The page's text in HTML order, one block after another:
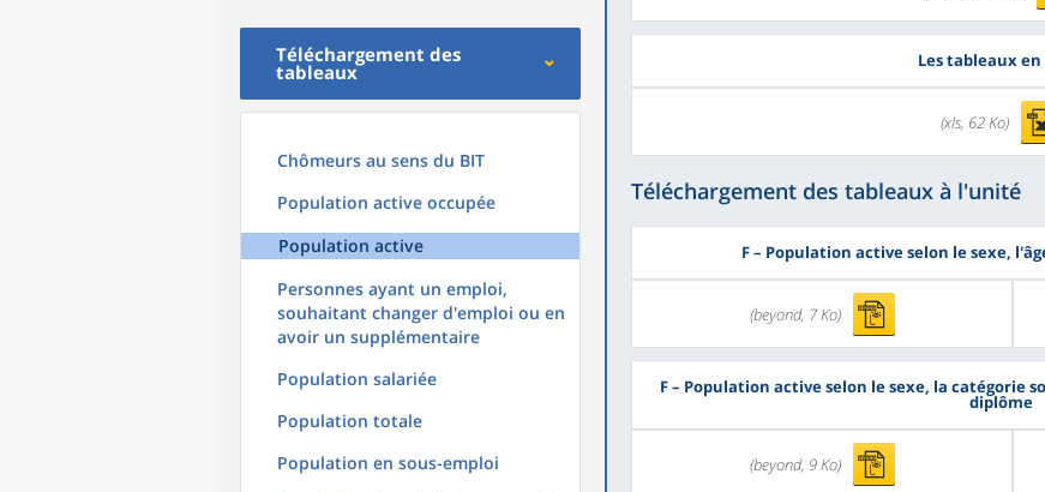
Téléchargement des
tableaux
Chômeurs au sens du BIT
Population active occupée
Population active
Personnes ayant un emploi,
souhaitant changer d'emploi ou en
avoir un supplémentaire
Population salariée
Population totale
Population en sous-emploi
Les tableaux en
(xls, 62 Ko)
Téléchargement des tableaux à l'unité
F– Population active selon le sexe,
(beyond, 7 Ko)
F– Population active selon le sexe, la catégorie
diplôme
(beyond, 9 Ko)